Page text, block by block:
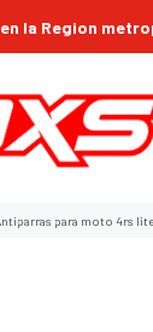
la Region
para moto 4rs lite blanca